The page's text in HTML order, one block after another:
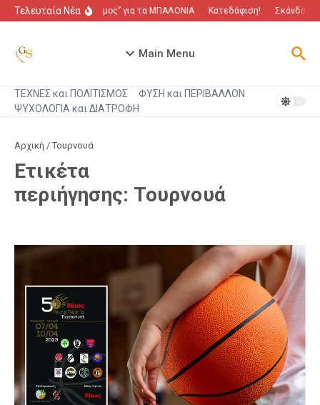
Μετάβαση στο περιεχόμενο
Τελευταία Νέα“Πόλεμος” για τα ΜΠΑΛΟΝΙΑ Κατεδάφιση! Σκάνδαλο
Main Menu
ΤΕΧΝΕΣ και ΠΟΛΙΤΙΣΜΟΣ
ΦΥΣΗ και ΠΕΡΙΒΑΛΛΟΝ
ΨΥΧΟΛΟΓΙΑ και ΔΙΑΤΡΟΦΗ
Αρχική / Τουρνουά
Ετικέτα
περιήγησης: Τουρνουά